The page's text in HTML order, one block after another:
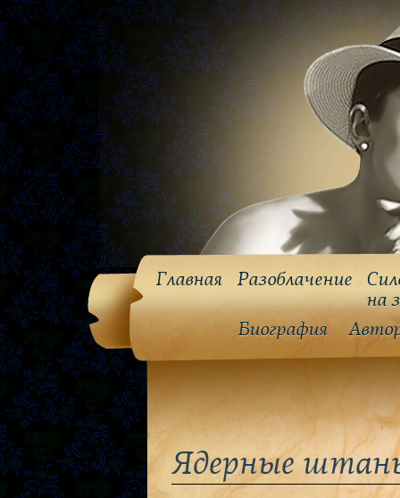
Главная Разоблачение
на
Биография
Ядерные